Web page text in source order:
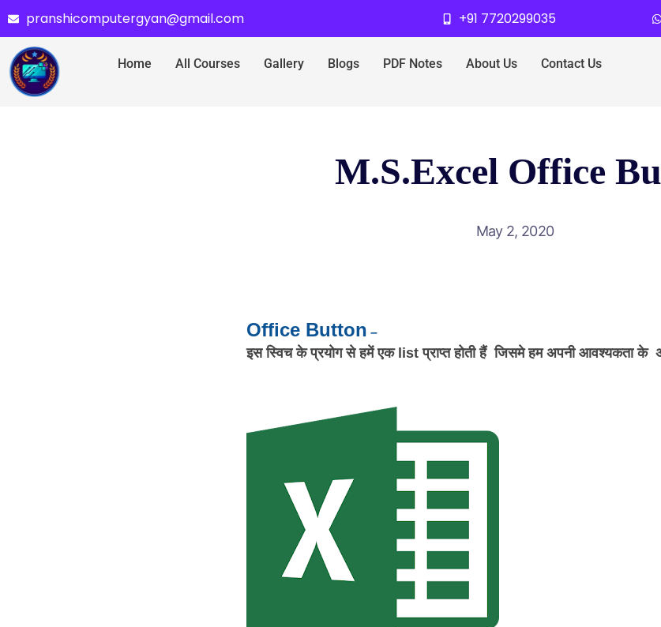
pranshicomputergyan@gmail.com +91 7720299035
Home All Courses Gallery Blogs PDF Notes About Us Contact Us
M.S.Excel Office
May 2, 2020
Office Button –
इस स्विच के प्रयोग से हमें एक list प्राप्त होती हैं जिसमे हम अपनी आवश्यकता